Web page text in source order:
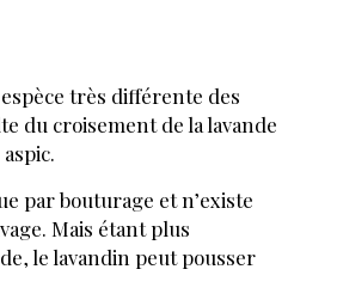
très différente des
du croisement de la lavande
par bouturage et n’existe
Mais étant plus
le lavandin peut pousser